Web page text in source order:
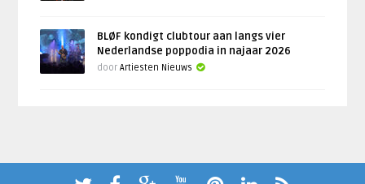
BLØF kondigt clubtour aan langs vier
Nederlandse poppodia in najaar 2026
doorArtiesten Nieuws